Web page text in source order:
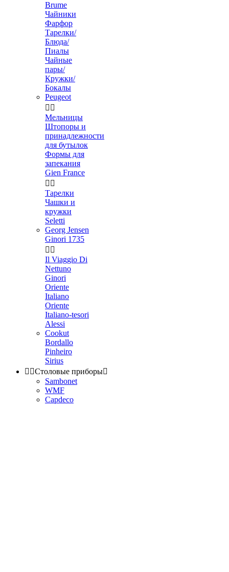
Brume
Чайники
Фарфор
Тарелки/
Блюда/
Пиалы
Чайные
пары/
Кружки/
Бокалы
Peugeot
 
Мельницы
Штопоры и
принадлежности
для бутылок
Формы для
запекания
Gien France
 
Тарелки
Чашки и
кружки
Seletti
Georg Jensen
Ginori 1735
 
Il Viaggio Di
Nettuno
Ginori
Oriente
Italiano
Oriente
Italiano-tesori
Alessi
Cookut
Bordallo
Pinheiro
Sirius
 Столовые приборы
Sambonet
WMF
Capdeco